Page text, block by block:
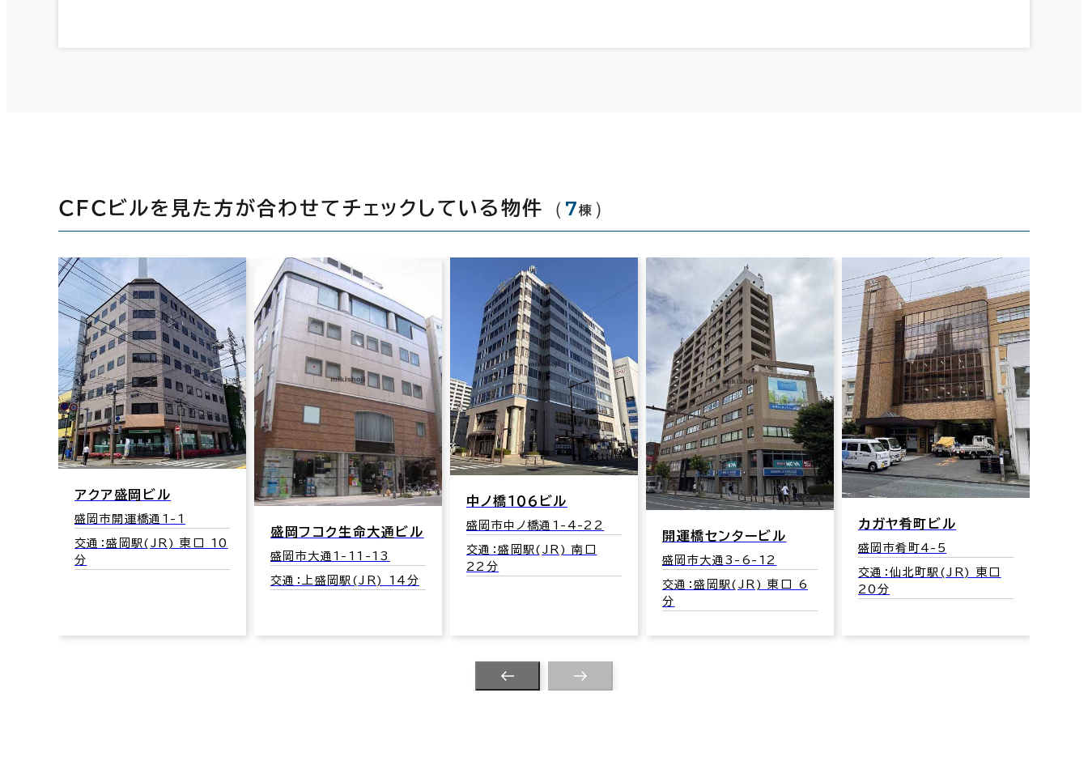
ＣＦＣビルを見た方が合わせてチェックしている物件 （ 7棟 ）
アクア盛岡ビル
盛岡市開運橋通1-1
交通：盛岡駅(JR) 東口 10
分
盛岡フコク生命大通ビル
盛岡市大通1-11-13
交通：上盛岡駅(JR) 14分
中ノ橋１０６ビル
盛岡市中ノ橋通1-4-22
交通：盛岡駅(JR) 南口
22分
開運橋センタービル
盛岡市大通3-6-12
交通：盛岡駅(JR) 東口 6
分
カガヤ肴町ビル
盛岡市肴町4-5
交通：仙北町駅(JR) 東口
20分